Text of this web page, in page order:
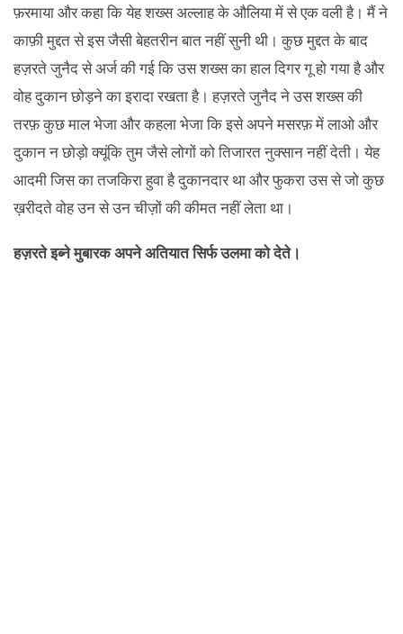
फ़रमाया और कहा कि येह शख्स अल्लाह के औलिया में से एक वली है। मैं ने
काफ़ी मुद्दत से इस जैसी बेहतरीन बात नहीं सुनी थी। कुछ मुद्दत के बाद
हज़रते जुनैद से अर्ज की गई कि उस शख्स का हाल दिगर गू हो गया है और
वोह दुकान छोड़ने का इरादा रखता है। हज़रते जुनैद ने उस शख्स की
तरफ़ कुछ माल भेजा और कहला भेजा कि इसे अपने मसरफ़ में लाओ और
दुकान न छोड़ो क्यूंकि तुम जैसे लोगों को तिजारत नुक्सान नहीं देती। येह
आदमी जिस का तजकिरा हुवा है दुकानदार था और फुकरा उस से जो कुछ
ख़रीदते वोह उन से उन चीज़ों की कीमत नहीं लेता था।
हज़रते इब्ने मुबारक अपने अतियात सिर्फ उलमा को देते।